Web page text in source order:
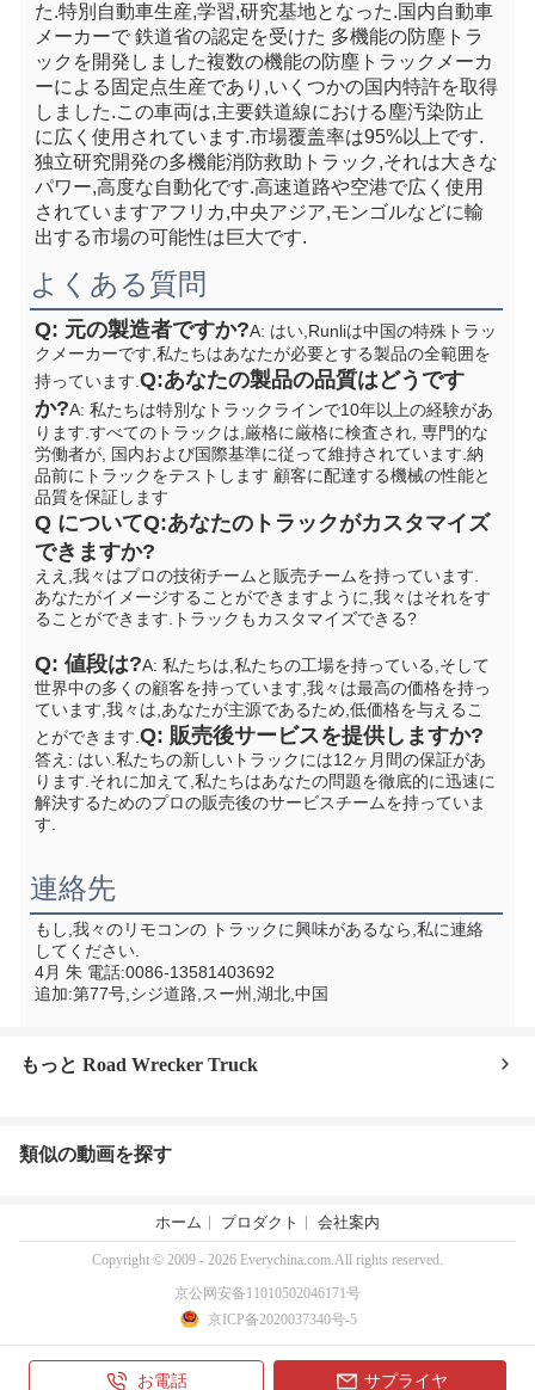
た.特別自動車生産,学習,研究基地となった.国内自動車
メーカーで 鉄道省の認定を受けた 多機能の防塵トラ
ックを開発しました複数の機能の防塵トラックメーカ
ーによる固定点生産であり,いくつかの国内特許を取得
しました.この車両は,主要鉄道線における塵汚染防止
に広く使用されています.市場覆盖率は95%以上です.
独立研究開発の多機能消防救助トラック,それは大きな
パワー,高度な自動化です.高速道路や空港で広く使用
されていますアフリカ,中央アジア,モンゴルなどに輸
出する市場の可能性は巨大です.
よくある質問
Q: 元の製造者ですか?A: はい,Runliは中国の特殊トラッ
クメーカーです,私たちはあなたが必要とする製品の全範囲を
持っています. Q:あなたの製品の品質はどうです
か?A: 私たちは特別なトラックラインで10年以上の経験があ
ります.すべてのトラックは,厳格に厳格に検査され, 専門的な
労働者が, 国内および国際基準に従って維持されています.納
品前にトラックをテストします 顧客に配達する機械の性能と
品質を保証します
Q についてQ:あなたのトラックがカスタマイズ
できますか?
ええ,我々はプロの技術チームと販売チームを持っています.
あなたがイメージすることができますように,我々はそれをす
ることができます.
トラックもカスタマイズできる?
Q: 値段は?A: 私たちは,私たちの工場を持っている,そして
世界中の多くの顧客を持っています,我々は最高の価格を持っ
ています,我々は,あなたが主源であるため,低価格を与えるこ
とができます. Q: 販売後サービスを提供しますか?
答え: はい.私たちの新しいトラックには12ヶ月間の保証があ
ります.それに加えて,私たちはあなたの問題を徹底的に迅速に
解決するためのプロの販売後のサービスチームを持っていま
す.
連絡先
もし,我々のリモコンの トラックに興味があるなら,私に連絡
してください.
4月 朱 電話:0086-13581403692
追加:第77号,シジ道路,スー州,湖北,中国
もっと Road Wrecker Truck
類似の動画を探す
お電話 サプライヤ
ホーム プロダクト 会社案内
Copyright © 2009 - 2026 Everychina.com.All rights reserved.
京公网安备11010502046171号
京ICP备2020037340号-5